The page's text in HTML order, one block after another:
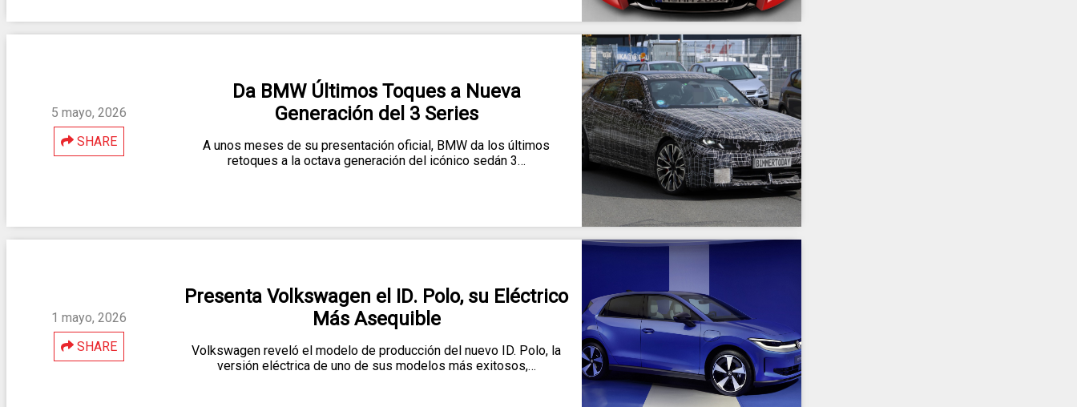
5 mayo, 2026
SHARE
Da BMW Últimos Toques a Nueva
Generación del 3 Series
A unos meses de su presentación oficial, BMW da los últimos
retoques a la octava generación del icónico sedán 3…
1 mayo, 2026
SHARE
Presenta Volkswagen el ID. Polo, su Eléctrico
Más Asequible
Volkswagen reveló el modelo de producción del nuevo ID. Polo, la
versión eléctrica de uno de sus modelos más exitosos,…